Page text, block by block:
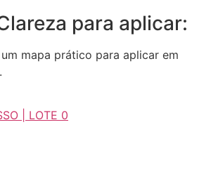
para aplicar:
mapa prático para aplicar em
| LOTE 0